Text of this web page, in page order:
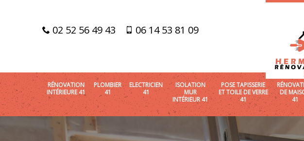
02 52 56 49 43 06 14 53 81 09
RÉNOVATION
INTÉRIEURE 41
PLOMBIER
41
ELECTRICIEN
41
ISOLATION
MUR
INTÉRIEUR 41
POSE TAPISSERIE
ET TOILE DE VERRE
41
DE
41